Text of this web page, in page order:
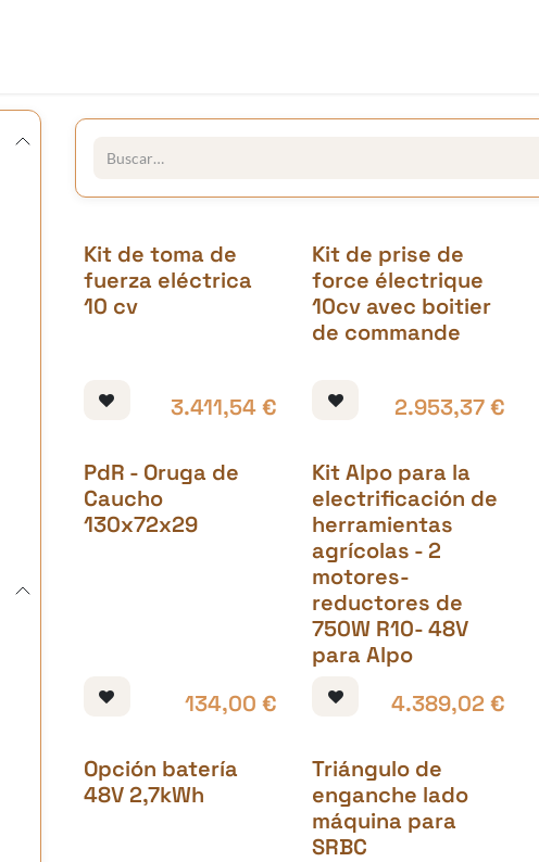
Kit de toma de
fuerza eléctrica
10 cv
3.411,54€
Kit de prise de
force électrique
10cv avec boitier
de commande
2.953,37€
PdR - Oruga de
Caucho
130x72x29
134,00 €
Kit Alpo para la
electrificación de
herramientas
agrícolas - 2
motores-
reductores de
750W R10- 48V
para Alpo
4.389,02 €
Opción batería
48V 2,7kWh
Triángulo de
enganche lado
máquina para
SRBC